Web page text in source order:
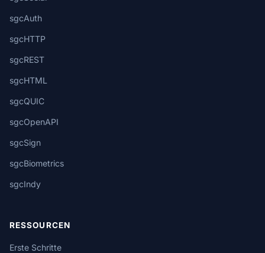
sgcAuth
sgcHTTP
sgcREST
sgcHTML
sgcQUIC
sgcOpenAPI
sgcSign
sgcBiometrics
sgcIndy
RESSOURCEN
Erste Schritte